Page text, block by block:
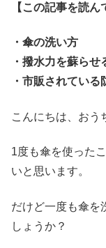
【この記事を読ん
・傘の洗い方
・撥水力を蘇らせ
・市販されてい
こんにちは、おう
1度も傘を使った
いと思います。
だけど一度も傘を
しょうか？